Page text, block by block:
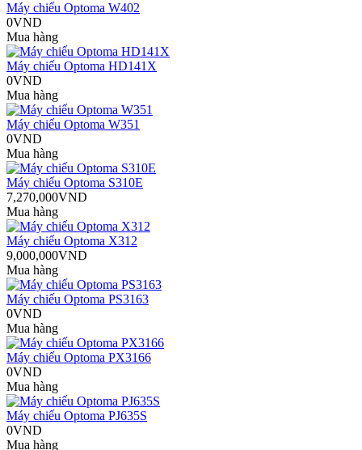
Máy chiếu Optoma W402
0VND
Mua hàng
Máy chiếu Optoma HD141X
0VND
Mua hàng
Máy chiếu Optoma W351
0VND
Mua hàng
Máy chiếu Optoma S310E
7,270,000VND
Mua hàng
Máy chiếu Optoma X312
9,000,000VND
Mua hàng
Máy chiếu Optoma PS3163
0VND
Mua hàng
Máy chiếu Optoma PX3166
0VND
Mua hàng
Máy chiếu Optoma PJ635S
0VND
Mua hàng